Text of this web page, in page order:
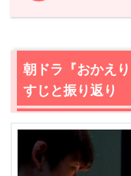
1.朝ドラ『おかえり
【ネタバレ】朝ド
じ・感想
2.1百音（清原果耶
2.2
クリスマスの
2.3
意外や意外！
朝ドラ『おかえ
すじと振り返り